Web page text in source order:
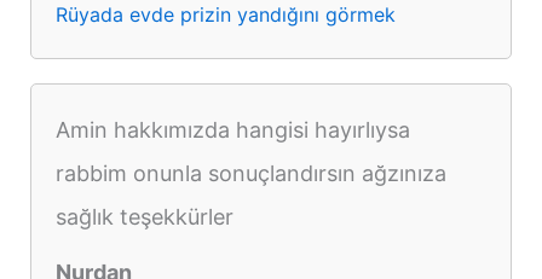
Rüyada evde prizin yandığını görmek
Amin hakkımızda hangisi hayırlıysa
rabbim onunla sonuçlandırsın ağzınıza
sağlık teşekkürler
Nurdan